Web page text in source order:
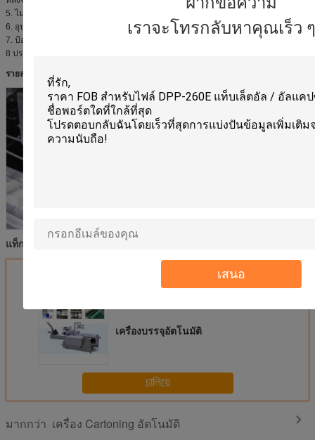
เราจะโทรกลับหาคุณเร็ว
เสนอ
5. ไม่มีผลิตภัณฑ์ใดที่ไม่ดูดใบปลิวไม่มีกล่องใบหีบห่อ
6. อุปกรณ์ตรวจจับและปฏิเสธอัตโนมัติสำหรับสินค้าและใบปลิวที่ขาดแคลน
7. ป้องกันโดยอัตโนมัติสำหรับการบรรทุกเกินพิกัด
8 ประสิทธิภาพการทำงานที่มีเสถียรภาพการดำเนินงานเป็นเรื่องง่าย
รายละเอียดเครื่อง
แท็ก: เครื่องบรรจุอัตโนมัติ
เครื่องบรรจุอัตโนมัติ
চালিয়ে
มากกว่า เครื่อง Cartoning อัตโนมัติ